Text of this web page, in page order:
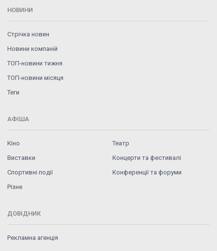
НОВИНИ
Стрічка новин
Новини компаній
ТОП-новини тижня
ТОП-новини місяця
Теги
АФІША
Кіно
Театр
Виставки
Концерти та фестивалі
Спортивні події
Конференції та форуми
Різне
ДОВІДНИК
Рекламна агенція